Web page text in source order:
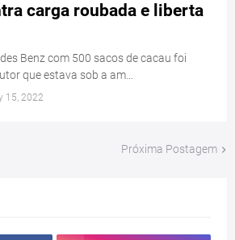
carga roubada e liberta
Benz com 500 sacos de cacau foi
que estava sob a am…
15, 2022
Próxima Postagem